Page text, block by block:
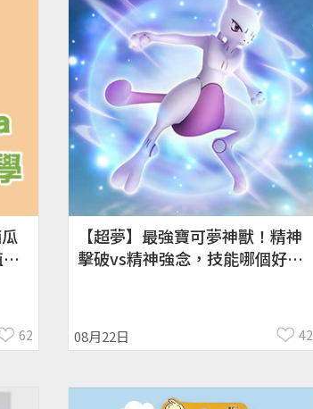
62
【超夢】最強寶可夢神獸！精神
擊破vs精神強念，技能哪個好？
08月22日 42